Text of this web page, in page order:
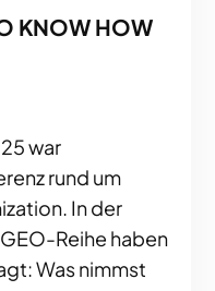
KNOW HOW
war
rund um
In der
Reihe haben
Was nimmst